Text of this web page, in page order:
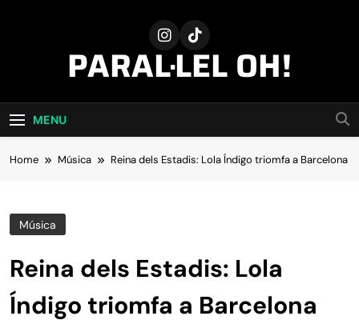
PARAL·LEL OH!
MENU
Home Música Reina dels Estadis: Lola Índigo triomfa a Barcelona
Música
Reina dels Estadis: Lola
Índigo triomfa a Barcelona